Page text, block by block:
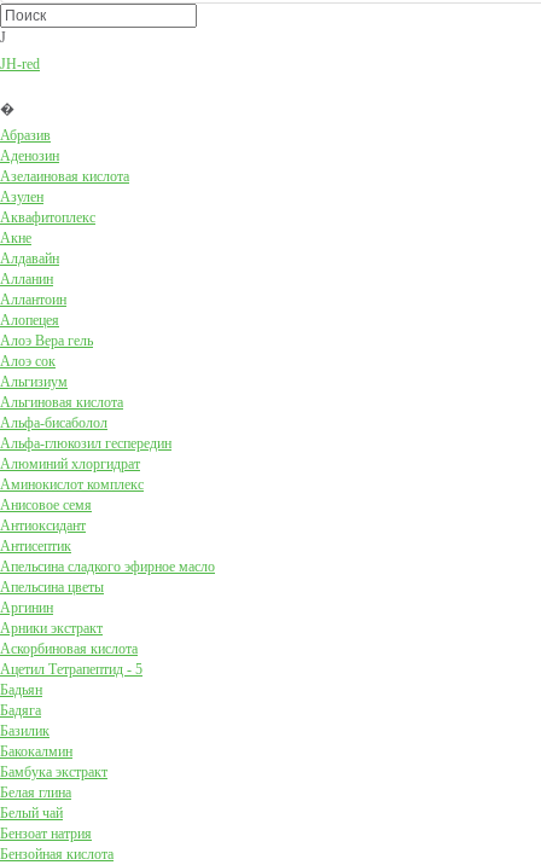
J
JH-red
�
Абразив
Аденозин
Азелаиновая кислота
Азулен
Аквафитоплекс
Акне
Алдавайн
Алланин
Аллантоин
Алопецея
Алоэ Вера гель
Алоэ сок
Альгизиум
Альгиновая кислота
Альфа-бисаболол
Альфа-глюкозил геспередин
Алюминий хлоргидрат
Аминокислот комплекс
Анисовое семя
Антиоксидант
Антисептик
Апельсина сладкого эфирное масло
Апельсина цветы
Аргинин
Арники экстракт
Аскорбиновая кислота
Ацетил Тетрапептид - 5
Бадьян
Бадяга
Базилик
Бакокалмин
Бамбука экстракт
Белая глина
Белый чай
Бензоат натрия
Бензойная кислота